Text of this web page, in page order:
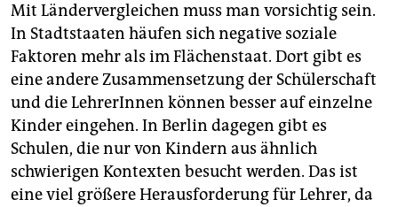
Mit Ländervergleichen muss man vorsichtig sein.
In Stadtstaaten häufen sich negative soziale
Faktoren mehr als im Flächenstaat. Dort gibt es
eine andere Zusammensetzung der Schülerschaft
und die LehrerInnen können besser auf einzelne
Kinder eingehen. In Berlin dagegen gibt es
Schulen, die nur von Kindern aus ähnlich
schwierigen Kontexten besucht werden. Das ist
eine viel größere Herausforderung für Lehrer, da